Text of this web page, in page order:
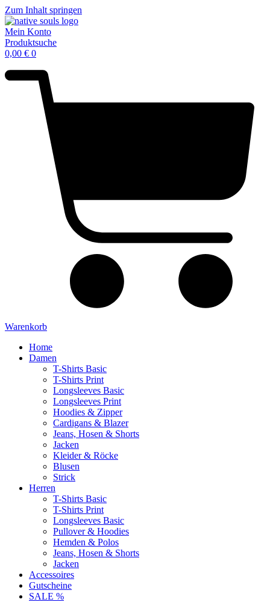
Zum Inhalt springen
Mein Konto
Produktsuche
0,00 € 0
Warenkorb
Home
Damen
T-Shirts Basic
T-Shirts Print
Longsleeves Basic
Longsleeves Print
Hoodies & Zipper
Cardigans & Blazer
Jeans, Hosen & Shorts
Jacken
Kleider & Röcke
Blusen
Strick
Herren
T-Shirts Basic
T-Shirts Print
Longsleeves Basic
Pullover & Hoodies
Hemden & Polos
Jeans, Hosen & Shorts
Jacken
Accessoires
Gutscheine
SALE %